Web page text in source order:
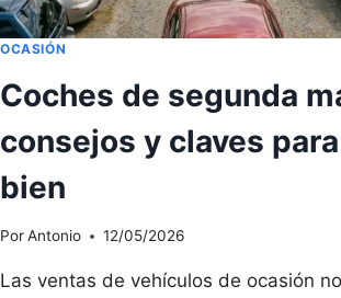
OCASIÓN
Coches de segunda
consejos y claves
bien
PorAntonio 12/05/2026
Las ventas de vehículos de ocasión